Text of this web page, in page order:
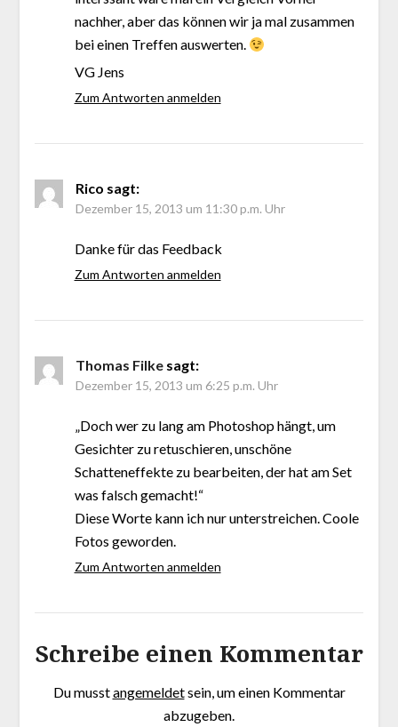
nachher, aber das können wir ja mal zusammen
bei einen Treffen auswerten.
VG Jens
Zum Antworten anmelden
Rico sagt:
Dezember 15, 2013 um 11:30 p.m. Uhr
Danke für das Feedback
Zum Antworten anmelden
Thomas Filke sagt:
Dezember 15, 2013 um 6:25 p.m. Uhr
„Doch wer zu lang am Photoshop hängt, um
Gesichter zu retuschieren, unschöne
Schatteneffekte zu bearbeiten, der hat am Set
was falsch gemacht!“
Diese Worte kann ich nur unterstreichen. Coole
Fotos geworden.
Zum Antworten anmelden
Schreibe einen Kommentar
Du musstangemeldetsein, um einen Kommentar
abzugeben.